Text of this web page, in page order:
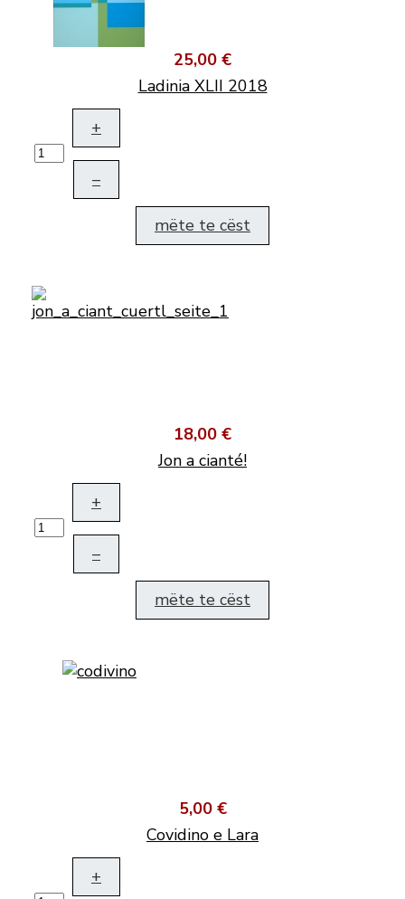
25,00 €
Ladinia XLII 2018
+
–
mëte te cëst
18,00 €
Jon a cianté!
+
–
mëte te cëst
5,00 €
Covidino e Lara
+